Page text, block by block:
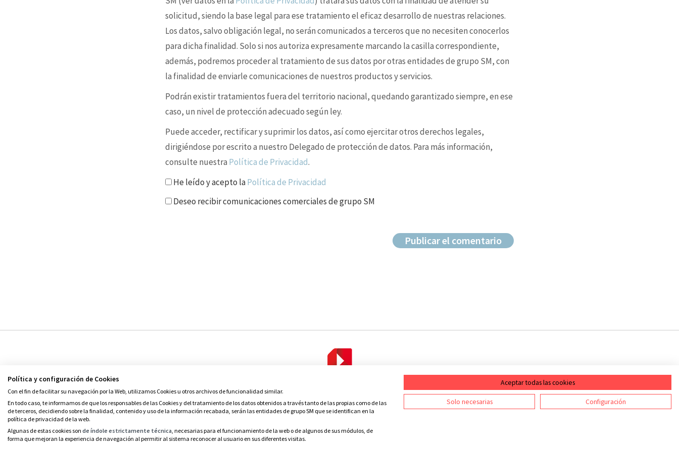
solicitud, siendo la base legal para ese tratamiento el eficaz desarrollo de nuestras relaciones.
Los datos, salvo obligación legal, no serán comunicados a terceros que no necesiten conocerlos
para dicha finalidad. Solo si nos autoriza expresamente marcando la casilla correspondiente,
además, podremos proceder al tratamiento de sus datos por otras entidades de grupo SM, con
la finalidad de enviarle comunicaciones de nuestros productos y servicios.
Podrán existir tratamientos fuera del territorio nacional, quedando garantizado siempre, en ese
caso, un nivel de protección adecuado según ley.
Puede acceder, rectificar y suprimir los datos, así como ejercitar otros derechos legales,
dirigiéndose por escrito a nuestro Delegado de protección de datos. Para más información,
consulte nuestra Política de Privacidad.
He leído y acepto laPolítica de Privacidad
Deseo recibir comunicaciones comerciales de grupo SM
Contacto
Política y configuración de Cookies
Con el fin de facilitar su navegación por la Web, utilizamos Cookies u otros archivos de funcionalidad similar.
En todo caso, te informamos de que los responsables de las Cookies y del tratamiento de los datos obtenidos a través tanto de las propias como de las
de terceros, decidiendo sobre la finalidad, contenido y uso de la información recabada, serán las entidades de grupo SM que se identifican en la
política de privacidad de la web.
Algunas de estas cookies son de índole estrictamente técnica, necesarias para el funcionamiento de la web o de algunos de sus módulos, de
forma que mejoran la experiencia de navegación al permitir al sistema reconocer al usuario en sus diferentes visitas.
Aceptar todas las cookies
Solo necesarias Configuración